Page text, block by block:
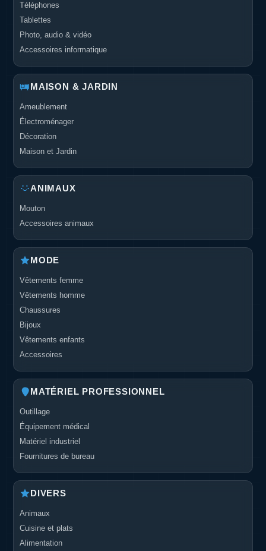
Téléphones
Tablettes
Photo, audio & vidéo
Accessoires informatique
MAISON & JARDIN
Ameublement
Électroménager
Décoration
Maison et Jardin
ANIMAUX
Mouton
Accessoires animaux
MODE
Vêtements femme
Vêtements homme
Chaussures
Bijoux
Vêtements enfants
Accessoires
MATÉRIEL PROFESSIONNEL
Outillage
Équipement médical
Matériel industriel
Fournitures de bureau
DIVERS
Animaux
Cuisine et plats
Alimentation